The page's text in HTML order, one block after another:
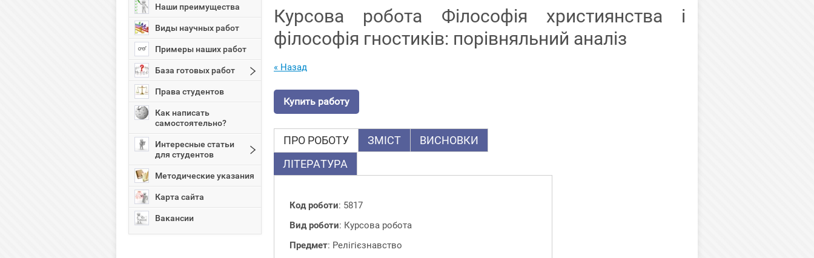
Наши преимущества
Виды научных работ
Примеры наших работ
База готовых работ
Права студентов
Как написать
самостоятельно?
Интересные статьи
для студентов
Методические указания
Карта сайта
Вакансии
Курсова робота Філософія християнства і
філософія гностиків: порівняльний аналіз
« Назад
Купить работу
ПРО РОБОТУ ЗМІСТ
ВИСНОВКИ
ЛІТЕРАТУРА
Код роботи: 5817
Вид роботи: Курсова робота
Предмет: Релігієзнавство